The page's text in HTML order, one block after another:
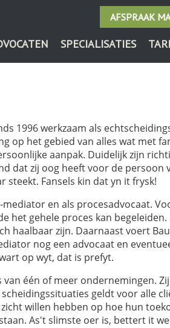
AFSPRAAK
SPECIALISATIES
1996 werkzaam als
op het gebied van alles wat met
aanpak. Duidelijk zijn
dat zij oog heeft voor de persoon
steekt. Fansels kin dat yn it frysk!
en als procesadvocaat.
gehele proces kan begeleiden.
haalbaar zijn. Daarnaast voert
nog een advocaat en
op wyt, dat is prefyt.
één of meer ondernemingen.
geldt voor alle
willen hebben op hoe hun
As't slimste oer is, bettert it